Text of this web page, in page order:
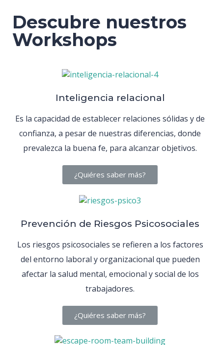
Descubre nuestros
Workshops
Inteligencia relacional
Es la capacidad de establecer relaciones sólidas y de
confianza, a pesar de nuestras diferencias, donde
prevalezca la buena fe, para alcanzar objetivos.
¿Quiéres saber más?
Prevención de Riesgos Psicosociales
Los riesgos psicosociales se refieren a los factores
del entorno laboral y organizacional que pueden
afectar la salud mental, emocional y social de los
trabajadores.
¿Quiéres saber más?